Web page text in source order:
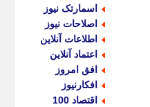
اسمارتک نیوز
اصلاحات نیوز
اطلاعات آنلاین
اعتماد آنلاین
افق امروز
افکارنیوز
اقتصاد 100